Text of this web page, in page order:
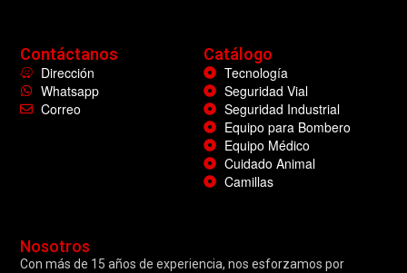
Nosotros
Con más de 15 años de experiencia, nos esforzamos por
Catálogo
Tecnología
Seguridad Vial
Seguridad Industrial
Equipo para Bombero
Equipo Médico
Cuidado Animal
Camillas
Contáctanos
Dirección
Whatsapp
Correo